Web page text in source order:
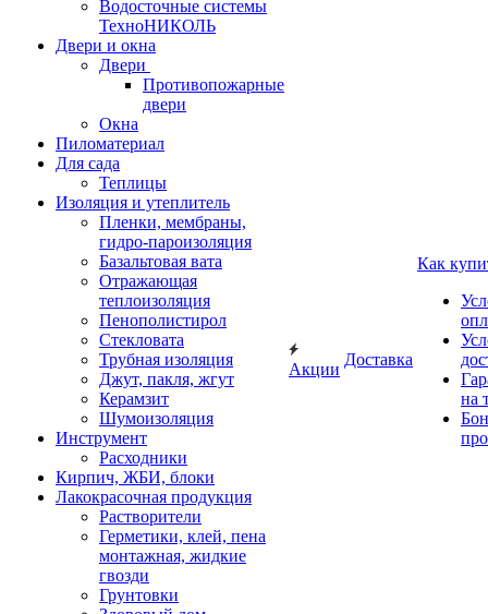
Водосточные системы
ТехноНИКОЛЬ
Двери и окна
Двери
Противопожарные
двери
Окна
Пиломатериал
Для сада
Теплицы
Изоляция и утеплитель
Пленки, мембраны,
гидро-пароизоляция
Базальтовая вата
Отражающая
теплоизоляция
Пенополистирол
Стекловата
Трубная изоляция
Джут, пакля, жгут
Керамзит
Шумоизоляция
Инструмент
Расходники
Кирпич, ЖБИ, блоки
Лакокрасочная продукция
Растворители
Герметики, клей, пена
монтажная, жидкие
гвозди
Грунтовки
Акции
Доставка
Как
на